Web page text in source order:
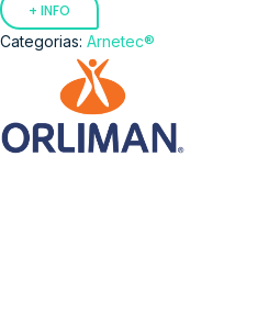
+ INFO
Categorias: Arnetec®